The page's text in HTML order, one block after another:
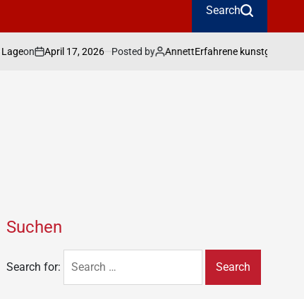
Search
on April 17, 2026 Posted by AnnettErfahrene kunstgalerie
Suchen
Search for: